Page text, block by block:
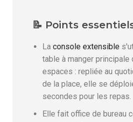
📝 Points
La console extensible
table à manger
espaces : repliée au
de la place, elle se
secondes pour les repas.
Elle fait office de bureau